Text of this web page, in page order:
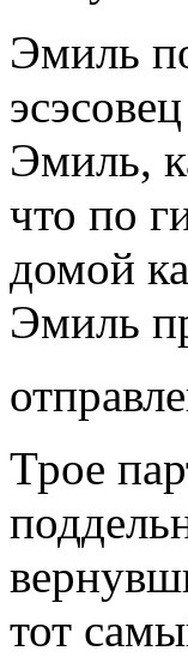
Эмиль
Эмиль,
что по
домой
Эмиль
Трое
тот